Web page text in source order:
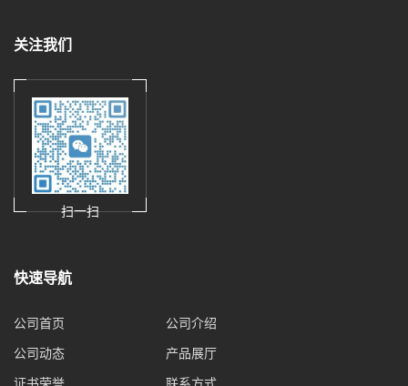
关注我们
扫一扫
快速导航
公司首页 公司介绍
公司动态 产品展厅